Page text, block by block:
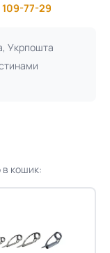
77-29
Укрпошта
в кошик: